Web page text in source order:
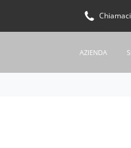
Chiamaci
AZIENDA